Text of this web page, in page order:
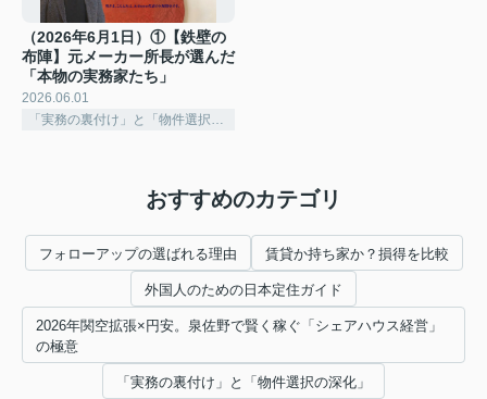
（2026年6月1日）①【鉄壁の
布陣】元メーカー所長が選んだ
「本物の実務家たち」
2026.06.01
「実務の裏付け」と「物件選択の深化」
おすすめのカテゴリ
フォローアップの選ばれる理由 賃貸か持ち家か？損得を比較
外国人のための日本定住ガイド
2026年関空拡張×円安。泉佐野で賢く稼ぐ「シェアハウス経営」
の極意
「実務の裏付け」と「物件選択の深化」